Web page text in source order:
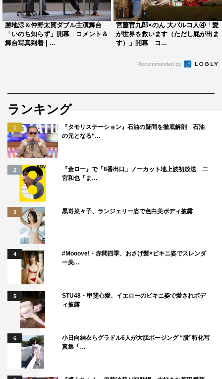
関ジャニ∞
勝地涼＆仲野太賀ダブル主演舞台
「いのち知らず」開幕 コメント＆
舞台写真到着 | ...
宮藤官九郎×のん 大パルコ人④「愛
が世界を救います（ただし屁が出ま
す）」開幕 コ...
Recommended by
ランキング
1
『タモリステーション』石油の疑問を徹底解剖 石油
の元となる“…
2
『金ロー』で「8番出口」ノーカット地上波初放送 二
宮和也「ま…
3 黒嵜菜々子、ランジェリー姿で色白美ボディ披露
4
#Mooove!・赤間四季、おさげ髪×ビキニ姿でスレンダ
ー美…
5
STU48・甲斐心愛、イエローのビキニ姿で愛されボデ
ィ披露
6
小日向結衣らグラドル6人が大胆ポージング “股”特化写
真集「…